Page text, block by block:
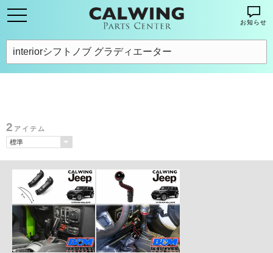
お知らせ
2 アイテム